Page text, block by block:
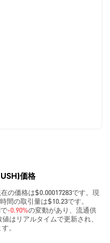
価格
の価格は$0.00017283です。現
間の取引量は$10.23です。
-0.90%の変動があり、流通供
はリアルタイムで更新され、
。